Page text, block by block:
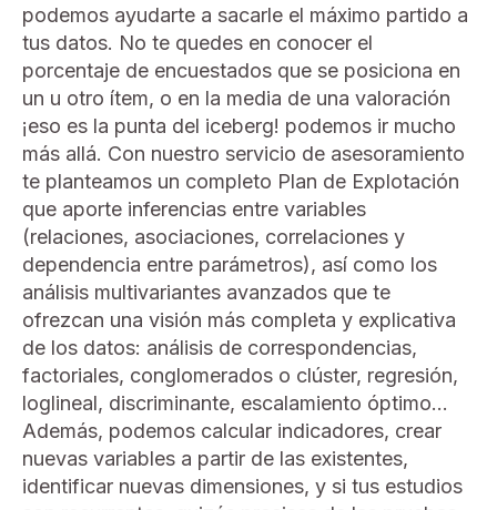
podemos ayudarte a sacarle el máximo partido a
tus datos. No te quedes en conocer el
porcentaje de encuestados que se posiciona en
un u otro ítem, o en la media de una valoración
¡eso es la punta del iceberg! podemos ir mucho
más allá. Con nuestro servicio de asesoramiento
te planteamos un completo Plan de Explotación
que aporte inferencias entre variables
(relaciones, asociaciones, correlaciones y
dependencia entre parámetros), así como los
análisis multivariantes avanzados que te
ofrezcan una visión más completa y explicativa
de los datos: análisis de correspondencias,
factoriales, conglomerados o clúster, regresión,
loglineal, discriminante, escalamiento óptimo...
Además, podemos calcular indicadores, crear
nuevas variables a partir de las existentes,
identificar nuevas dimensiones, y si tus estudios